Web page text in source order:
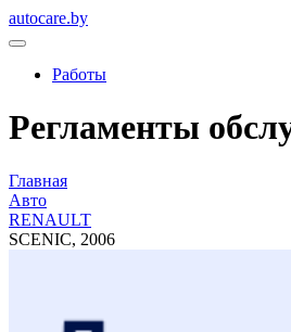
autocare.by
Работы
Регламенты
Главная
Авто
RENAULT
SCENIC, 2006